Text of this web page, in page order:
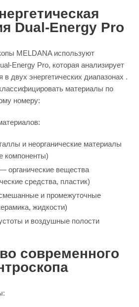
Dual-Energy Pro
MELDANA используют
Energy Pro, которая анализирует
в двух энергетических диапазонах .
материалы по
номеру:
и неорганические материалы
компоненты)
органические вещества
средства, пластик)
и промежуточные
жидкости)
и воздушные полости
современного